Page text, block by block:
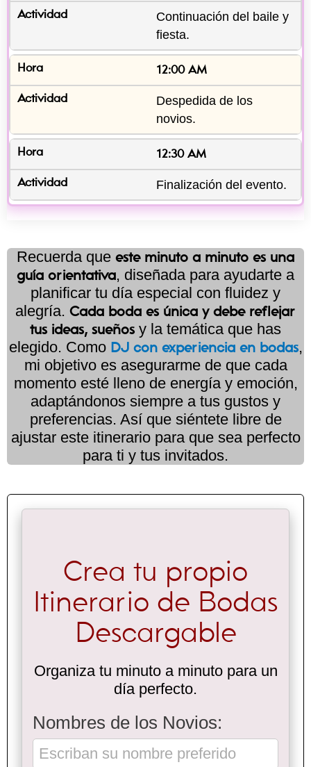
Continuación del baile y
fiesta.
12:00 AM
Despedida de los
novios.
12:30 AM
Finalización del evento.
Recuerda que este minuto a minuto es una
guía orientativa, diseñada para ayudarte a
planificar tu día especial con fluidez y
alegría. Cada boda es única y debe reflejar
tus ideas, sueños y la temática que has
elegido. Como DJ con experiencia en bodas,
mi objetivo es asegurarme de que cada
momento esté lleno de energía y emoción,
adaptándonos siempre a tus gustos y
preferencias. Así que siéntete libre de
ajustar este itinerario para que sea perfecto
para ti y tus invitados.
Crea tu propio
Itinerario de Bodas
Descargable
Organiza tu minuto a minuto para un
día perfecto.
Nombres de los Novios: